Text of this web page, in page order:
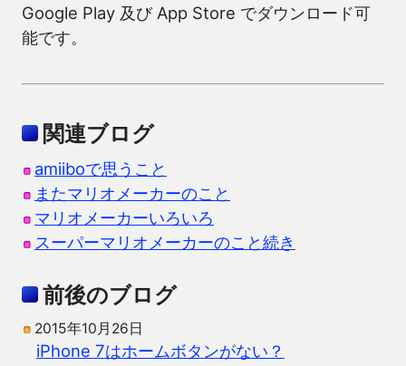
Google Play 及び App Store でダウンロード可
能です。
関連ブログ
amiiboで思うこと
またマリオメーカーのこと
マリオメーカーいろいろ
スーパーマリオメーカーのこと続き
前後のブログ
2015年10月26日
iPhone 7はホームボタンがない？